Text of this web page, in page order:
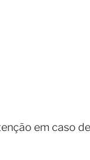
em caso